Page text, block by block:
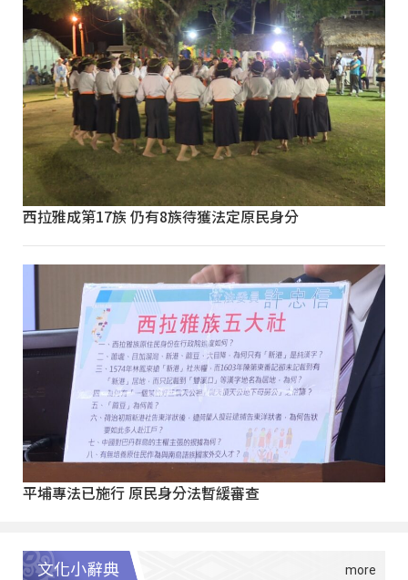
西拉雅成第17族 仍有8族待獲法定原民身分
平埔專法已施行 原民身分法暫緩審查
文化小辭典